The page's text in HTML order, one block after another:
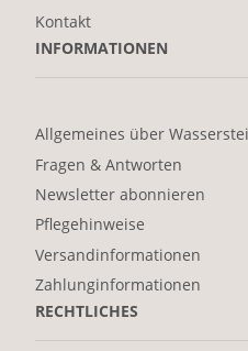
Kontakt
INFORMATIONEN
Allgemeines über
Fragen & Antworten
Newsletter abonnieren
Pflegehinweise
Versandinformationen
Zahlunginformationen
RECHTLICHES